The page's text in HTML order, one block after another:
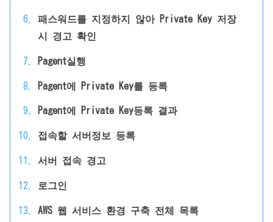
패스워드를 지정하지 않아 Private Key 저장
시 경고 확인
Pagent실행
Pagent에 Private Key를 등록
Pagent에 Private Key등록 결과
접속할 서버정보 등록
서버 접속 경고
로그인
AWS 웹 서비스 환경 구축 전체 목록